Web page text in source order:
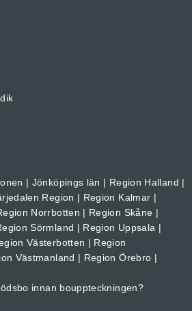
| Jönköpings län | Region Halland |
Region | Region Kalmar |
Norrbotten | Region Skåne |
Sörmland | Region Uppsala |
Västerbotten | Region
Västmanland | Region Örebro |
innan bouppteckningen?